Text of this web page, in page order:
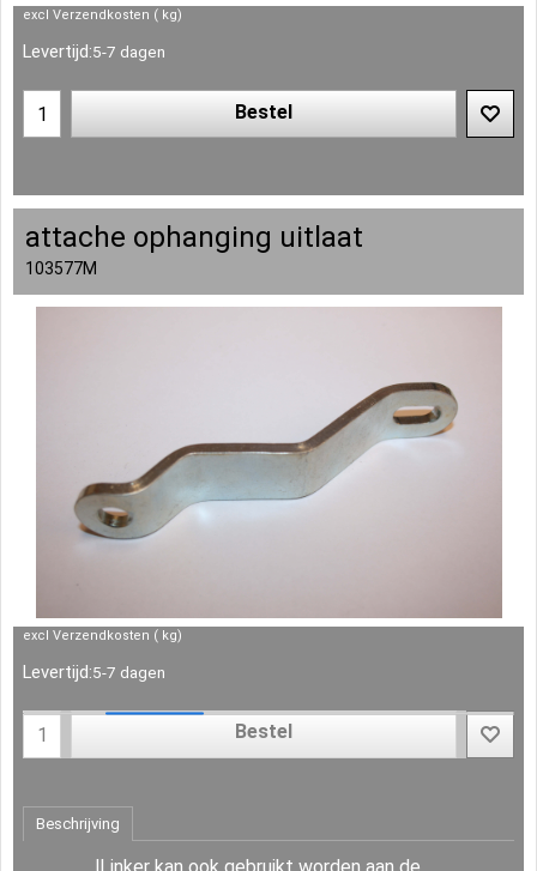
excl Verzendkosten kg
Levertijd:5-7 dagen
Bestel
attache ophanging uitlaat
103577M
excl Verzendkosten kg
Levertijd:5-7 dagen
Bestel
Beschrijving